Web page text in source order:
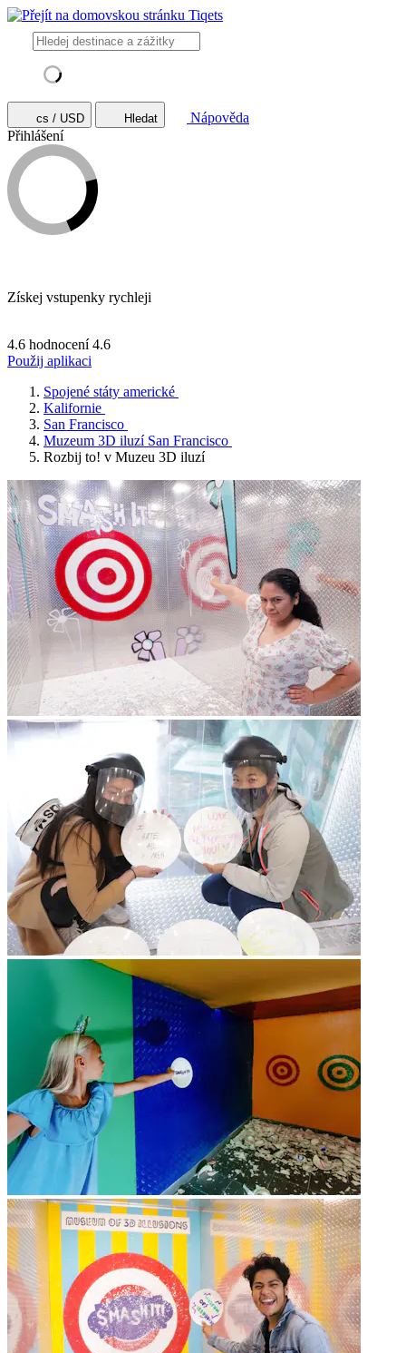
cs / USD Hledat
Nápověda
Přihlášení
Získej vstupenky rychleji
4.6 hodnocení 4.6
Použij aplikaci
Spojené státy americké
Kalifornie
San Francisco
Muzeum 3D iluzí San Francisco
Rozbij to! v Muzeu 3D iluzí